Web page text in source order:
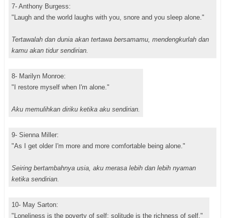
7- Anthony Burgess:
"Laugh and the world laughs with you, snore and you sleep alone."
Tertawalah dan dunia akan tertawa bersamamu, mendengkurlah dan
kamu akan tidur sendirian.
8- Marilyn Monroe:
"I restore myself when I'm alone."
Aku memulihkan diriku ketika aku sendirian.
9- Sienna Miller:
"As I get older I'm more and more comfortable being alone."
Seiring bertambahnya usia, aku merasa lebih dan lebih nyaman
ketika sendirian.
10- May Sarton:
"Loneliness is the poverty of self; solitude is the richness of self."